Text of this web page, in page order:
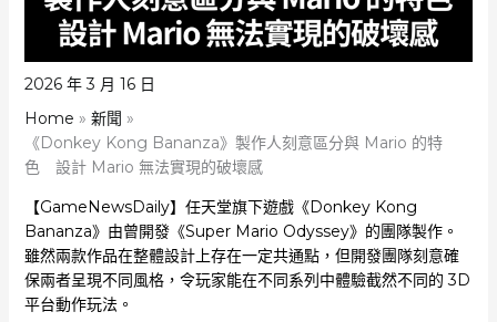
2026 年 3 月 16 日
Home
新聞
《Donkey Kong Bananza》製作人刻意區分與 Mario 的特
色 設計 Mario 無法實現的破壞感
【GameNewsDaily】任天堂旗下遊戲《Donkey Kong
Bananza》由曾開發《Super Mario Odyssey》的團隊製作。
雖然兩款作品在整體設計上存在一定共通點，但開發團隊刻意確
保兩者呈現不同風格，令玩家能在不同系列中體驗截然不同的 3D
平台動作玩法。